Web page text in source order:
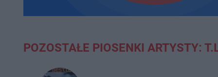
POZOSTAŁE PIOSENKI ARTYSTY: